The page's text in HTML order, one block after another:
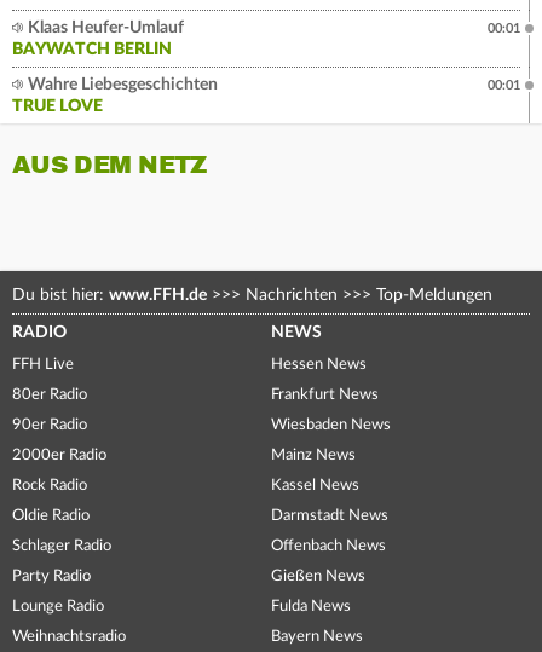
Klaas Heufer-Umlauf
BAYWATCH BERLIN
00:01
Wahre Liebesgeschichten
TRUE LOVE
00:01
AUS DEM NETZ
Du bist hier: www.FFH.de >>> Nachrichten >>> Top-Meldungen
RADIO
FFH Live
80er Radio
90er Radio
2000er Radio
Rock Radio
Oldie Radio
Schlager Radio
Party Radio
Lounge Radio
Weihnachtsradio
NEWS
Hessen News
Frankfurt News
Wiesbaden News
Mainz News
Kassel News
Darmstadt News
Offenbach News
Gießen News
Fulda News
Bayern News